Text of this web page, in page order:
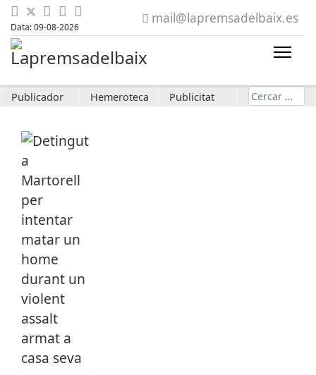
Data: 09-08-2026
mail@lapremsadelbaix.es
Publicador Hemeroteca Publicitat Cerca